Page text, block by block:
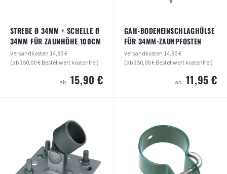
STREBE Ø 34MM + SCHELLE Ø
34MM FÜR ZAUNHÖHE 100CM
Versandkosten 14,90 €
(ab 350,00 € Bestellwert kostenfrei)
ab 15,90 €
14,90 €
(ab 350,00 € Bestellwert kostenfrei)
ab 15,90 €
GAH-BODENEINSCHLAGHÜLSE
FÜR 34MM-ZAUNPFOSTEN
Versandkosten 14,90 €
(ab 350,00 € Bestellwert kostenfrei)
ab 11,95 €
Versandkosten14,90 €
(ab 350,00 € Bestellwert kostenfrei)
11,95 €